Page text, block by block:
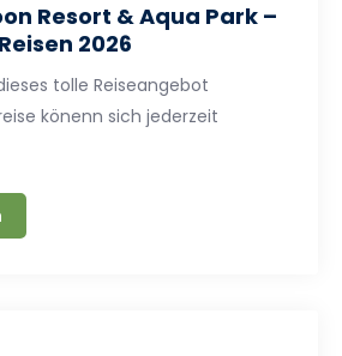
Resort & Aqua Park –
2026
tolle Reiseangebot
könenn sich jederzeit